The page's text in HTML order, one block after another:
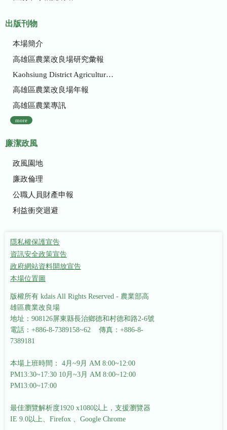
出版刊物
本場簡介
高雄區農業改良場研究彙報
Kaohsiung District Agricultural Research and Extension Station
高雄區農業改良場年報
高雄區農業專訊
more
廉潔政風
政風園地
廉政倫理
公職人員財產申報
利益衝突迴避
隱私權保護宣告
資訊安全政策宣告
政府網站資料開放宣告
本場位置圖
版權所有 kdais All Rights Reserved - 農業部高
雄區農業改良場
地址：908126屏東縣長治鄉德和村德和路2-6號
電話：+886-8-7389158~62 傳真：+886-8-
7389181
本場上班時間： 4月~9月 AM 8:00~12:00
PM13:30~17:30 10月~3月 AM 8:00~12:00
PM13:00~17:00
最佳瀏覽解析度1920 x1080以上，支援瀏覽器
IE 9.0以上、Firefox 、Google Chrome